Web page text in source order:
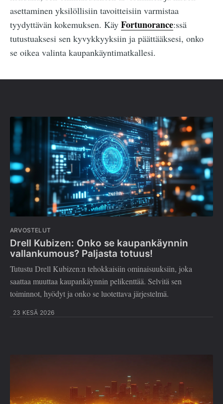
asettaminen yksilöllisiin tavoitteisiin varmistaa
tyydyttävän kokemuksen. Käy Fortunorance:ssä
tutustuaksesi sen kyvykkyyksiin ja päättääksesi, onko
se oikea valinta kaupankäyntimatkallesi.
ARVOSTELUT
Drell Kubizen: Onko se kaupankäynnin
vallankumous? Paljasta totuus!
Tutustu Drell Kubizen:n tehokkaisiin ominaisuuksiin, joka
saattaa muuttaa kaupankäynnin pelikenttää. Selvitä sen
toiminnot, hyödyt ja onko se luotettava järjestelmä.
23 KESÄ 2026